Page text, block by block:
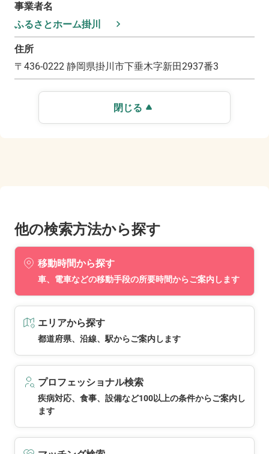
事業者名
ふるさとホーム掛川
住所
〒 436-0222 静岡県掛川市下垂木字新田2937番3
閉じる
他の検索方法から探す
移動時間から探す
車、電車などの移動手段の所要時間からご案内します
エリアから探す
都道府県、沿線、駅からご案内します
プロフェッショナル検索
疾病対応、食事、設備など100以上の条件からご案内し
ます